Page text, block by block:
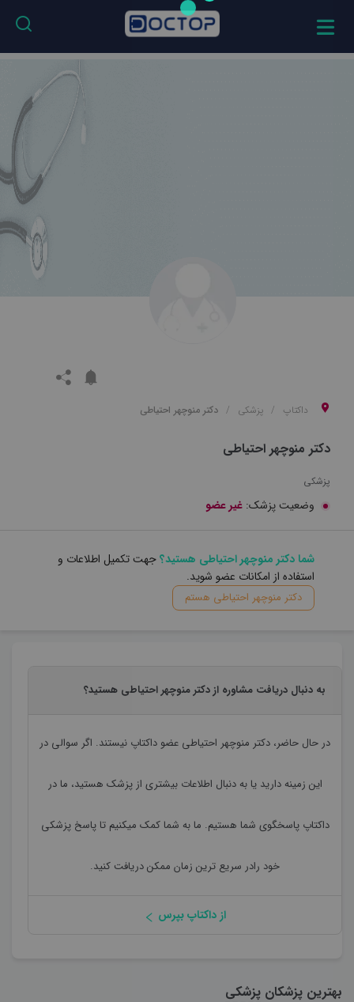
داکتاپ پزشکی دکتر منوچهر احتیاطی
دکتر منوچهر احتیاطی
پزشکی
وضعیت پزشک: غیر عضو
شما دکتر منوچهر احتیاطی هستید؟جهت تکمیل اطلاعات و
استفاده از امکانات عضو شوید.
دکتر منوچهر احتیاطی هستم
به دنبال دریافت مشاوره از دکتر منوچهر احتیاطی هستید؟
در حال حاضر، دکتر منوچهر احتیاطی عضو داکتاپ نیستند. اگر سوالی در
این زمینه دارید یا به دنبال اطلاعات بیشتری از پزشک هستید، ما در
داکتاپ پاسخگوی شما هستیم. ما به شما کمک میکنیم تا پاسخ پزشکی
خود رادر سریع ترین زمان ممکن دریافت کنید.
از داکتاپ بپرس
بهترین پزشکان پزشکی